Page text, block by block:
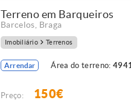
Terreno em Barqueiros
Barcelos Braga
Imobiliário Terrenos
Arrendar Área do terreno:
Preço: 150€